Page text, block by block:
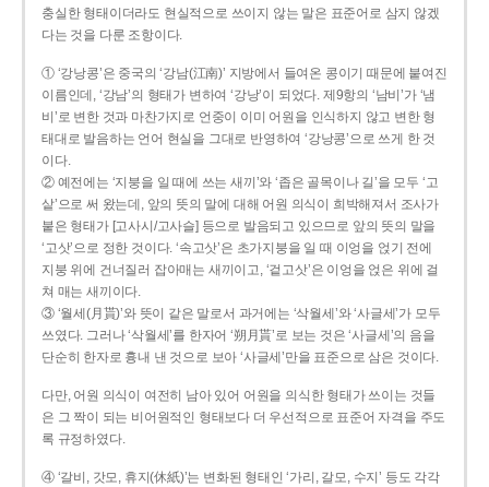
충실한 형태이더라도 현실적으로 쓰이지 않는 말은 표준어로 삼지 않겠
다는 것을 다룬 조항이다.
① ‘강낭콩’은 중국의 ‘강남(江南)’ 지방에서 들여온 콩이기 때문에 붙여진
이름인데, ‘강남’의 형태가 변하여 ‘강낭’이 되었다. 제9항의 ‘남비’가 ‘냄
비’로 변한 것과 마찬가지로 언중이 이미 어원을 인식하지 않고 변한 형
태대로 발음하는 언어 현실을 그대로 반영하여 ‘강낭콩’으로 쓰게 한 것
이다.
② 예전에는 ‘지붕을 일 때에 쓰는 새끼’와 ‘좁은 골목이나 길’을 모두 ‘고
샅’으로 써 왔는데, 앞의 뜻의 말에 대해 어원 의식이 희박해져서 조사가
붙은 형태가 [고사시/고사슬] 등으로 발음되고 있으므로 앞의 뜻의 말을
‘고삿’으로 정한 것이다. ‘속고삿’은 초가지붕을 일 때 이엉을 얹기 전에
지붕 위에 건너질러 잡아매는 새끼이고, ‘겉고삿’은 이엉을 얹은 위에 걸
쳐 매는 새끼이다.
③ ‘월세(月貰)’와 뜻이 같은 말로서 과거에는 ‘삭월세’와 ‘사글세’가 모두
쓰였다. 그러나 ‘삭월세’를 한자어 ‘朔月貰’로 보는 것은 ‘사글세’의 음을
단순히 한자로 흉내 낸 것으로 보아 ‘사글세’만을 표준으로 삼은 것이다.
다만, 어원 의식이 여전히 남아 있어 어원을 의식한 형태가 쓰이는 것들
은 그 짝이 되는 비어원적인 형태보다 더 우선적으로 표준어 자격을 주도
록 규정하였다.
④ ‘갈비, 갓모, 휴지(休紙)’는 변화된 형태인 ‘가리, 갈모, 수지’ 등도 각각